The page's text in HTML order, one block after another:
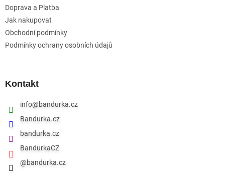
Doprava a Platba
Jak nakupovat
Obchodní podmínky
Podmínky ochrany osobních údajů
Kontakt
info@bandurka.cz
Bandurka.cz
bandurka.cz
BandurkaCZ
@bandurka.cz